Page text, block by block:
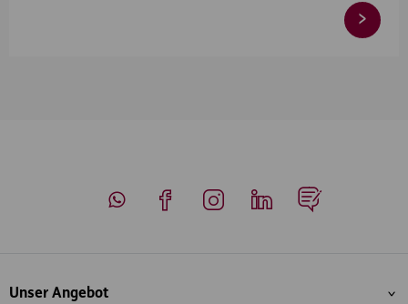
Inhaltsübersicht
Unser Angebot